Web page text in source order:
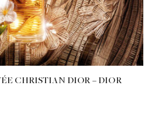
CHRISTIAN DIOR – DIOR